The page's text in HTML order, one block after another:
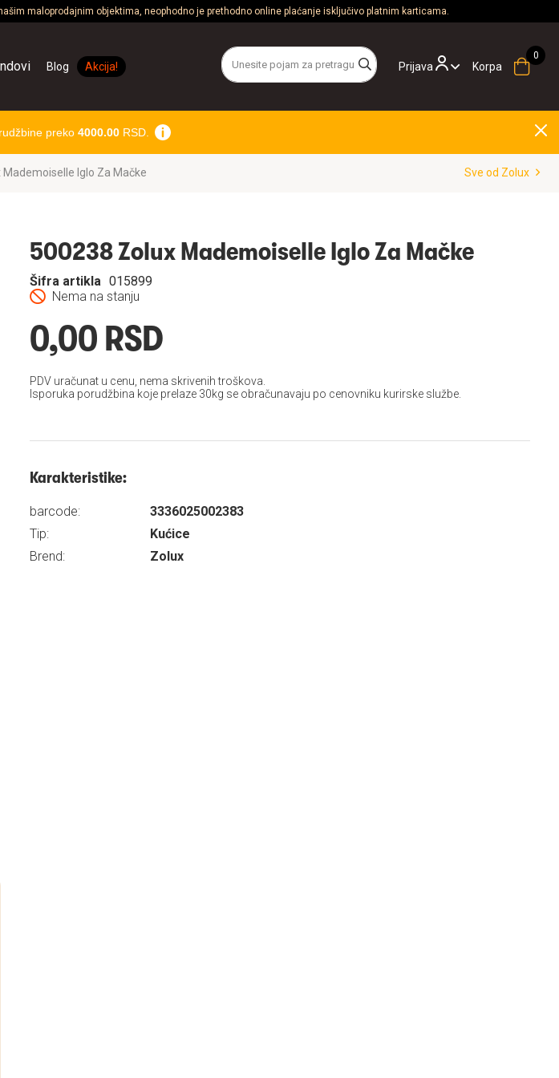
maloprodajnim objektima, neophodno je prethodno online plaćanje isključivo platnim karticama.
Prijava
Blog Akcija! Korpa
preko 4000.00RSD.
Mademoiselle Iglo Za Mačke Sve od Zolux
500238 Zolux Mademoiselle Iglo Za Mačke
Nema na stanju
Šifra artikla 015899
0,00 RSD
PDV uračunat u cenu, nema skrivenih troškova.
Isporuka porudžbina koje prelaze 30kg se obračunavaju po cenovniku kurirske službe.
Karakteristike:
barcode:
3336025002383
Tip:
Kućice
Brend:
Zolux